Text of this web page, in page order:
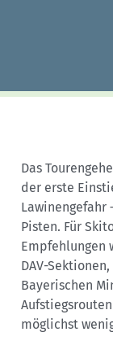
Das
der erste
Lawinengefahr
Pisten. Für
Empfehlungen
DAV-
Bayerischen
möglichst